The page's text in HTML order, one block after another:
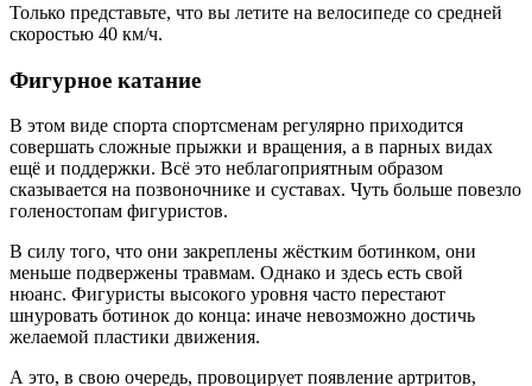
Только представьте, что вы летите на велосипеде со средней
скоростью 40 км/ч.
Фигурное катание
В этом виде спорта спортсменам регулярно приходится
совершать сложные прыжки и вращения, а в парных видах
ещё и поддержки. Всё это неблагоприятным образом
сказывается на позвоночнике и суставах. Чуть больше повезло
голеностопам фигуристов.
В силу того, что они закреплены жёстким ботинком, они
меньше подвержены травмам. Однако и здесь есть свой
нюанс. Фигуристы высокого уровня часто перестают
шнуровать ботинок до конца: иначе невозможно достичь
желаемой пластики движения.
А это, в свою очередь, провоцирует появление артритов,